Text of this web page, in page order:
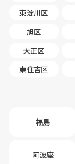
東淀川区
旭区
大正区
東住吉区
福島
阿波座